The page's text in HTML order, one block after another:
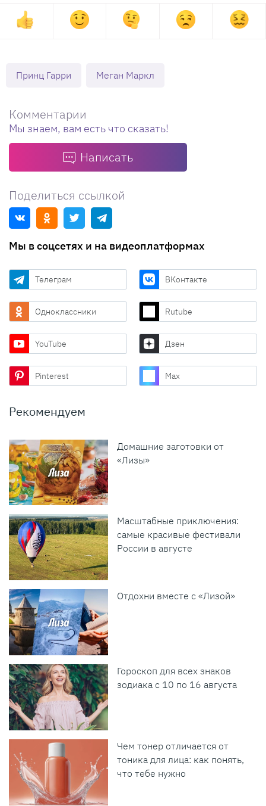
Принц Гарри Меган Маркл
Комментарии
Мы знаем, вам есть что сказать!
Написать
Поделиться ссылкой
Мы в соцсетях и на видеоплатформах
Телеграм ВКонтакте
Одноклассники Rutube
YouTube Дзен
Pinterest Max
Рекомендуем
Домашние заготовки от
«Лизы»
Масштабные приключения:
самые красивые фестивали
России в августе
Отдохни вместе с «Лизой»
Гороскоп для всех знаков
зодиака с 10 по 16 августа
Чем тонер отличается от
тоника для лица: как понять,
что тебе нужно